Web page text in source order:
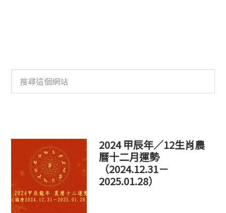
這
2024 甲辰年／12生肖農
曆十二月運勢
（2024.12.31－
2025.01.28）